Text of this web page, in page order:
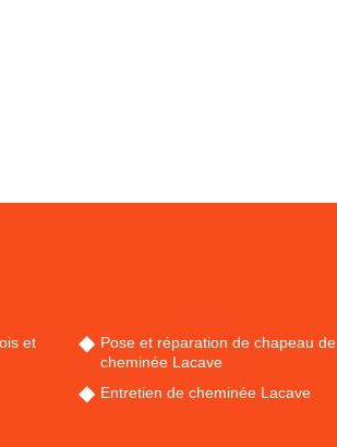
et
Pose et réparation de chapeau de
cheminée Lacave
Entretien de cheminée Lacave